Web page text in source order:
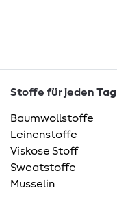
Stoffe für jeden Tag
Baumwollstoffe
Leinenstoffe
Viskose Stoff
Sweatstoffe
Musselin